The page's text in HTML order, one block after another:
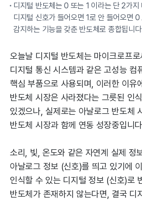
디지털 반도체는 0 또는 1 이라는 단 2가지
디지털 신호가 들어오면 1로 안 들어오면
감지하는 기능을 갖춘 반도체로 종합됩니
오늘날 디지털 반도체는 마이크로프로
디지털 통신 시스템과 같은 고성능 컴
핵심 부품으로 사용되며, 이러한 이유
반도체 시장은 사라졌다는 그릇된 인
있겠으나, 실제로는 아날로그 반도체
반도체 시장과 함께 연동 성장중입니
소리, 빛, 온도와 같은 자연계 실제 정
아날로그 정보 (신호)를 띄고 있기에
인식할 수 있는 디지털 정보 (신호)로
반도체가 존재하지 않는다면, 결국 디